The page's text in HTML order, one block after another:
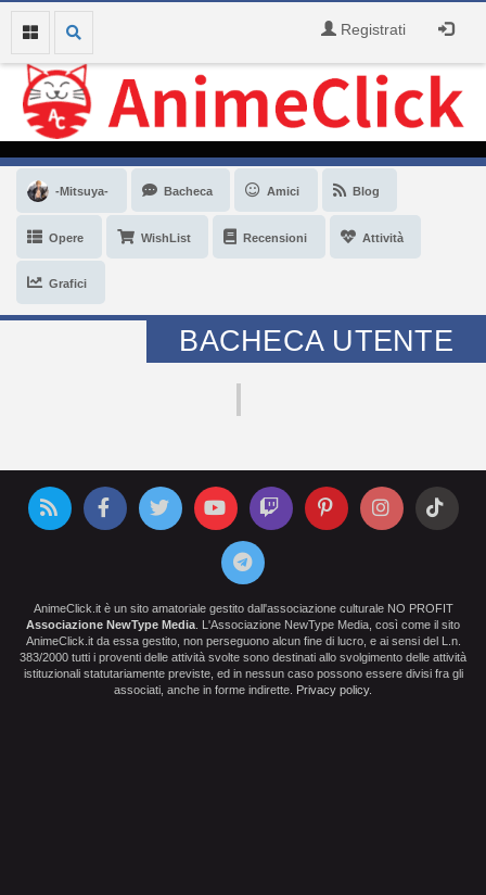
Registrati
-Mitsuya- Bacheca Amici Blog
Opere WishList Recensioni Attività
Grafici
BACHECA UTENTE
AnimeClick.it è un sito amatoriale gestito dall'associazione culturale NO PROFIT
Associazione NewType Media . L'Associazione NewType Media, così come il sito
AnimeClick.it da essa gestito, non perseguono alcun fine di lucro, e ai sensi del L.n.
383/2000 tutti i proventi delle attività svolte sono destinati allo svolgimento delle attività
istituzionali statutariamente previste, ed in nessun caso possono essere divisi fra gli
associati, anche in forme indirette. Privacy policy.